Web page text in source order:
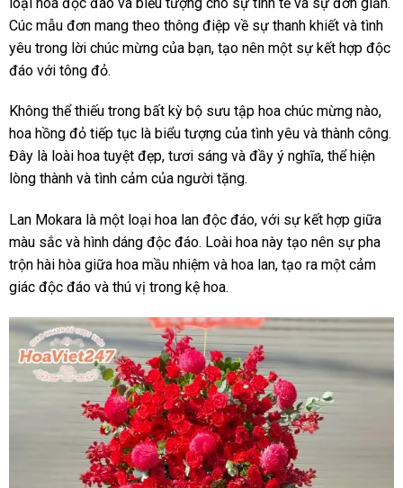
Cúc mẫu đơn mang theo thông điệp về sự thanh khiết và tình
yêu trong lời chúc mừng của bạn, tạo nên một sự kết hợp độc
đáo với tông đỏ.
Không thể thiếu trong bất kỳ bộ sưu tập hoa chúc mừng nào,
hoa hồng đỏ tiếp tục là biểu tượng của tình yêu và thành công.
Đây là loài hoa tuyệt đẹp, tươi sáng và đầy ý nghĩa, thể hiện
lòng thành và tình cảm của người tặng.
Lan Mokara là một loại hoa lan độc đáo, với sự kết hợp giữa
màu sắc và hình dáng độc đáo. Loài hoa này tạo nên sự pha
trộn hài hòa giữa hoa mầu nhiệm và hoa lan, tạo ra một cảm
giác độc đáo và thú vị trong kệ hoa.